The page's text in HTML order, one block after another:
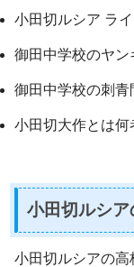
小田切ルシア ラ
御田中学校のヤン
御田中学校の刺青
小田切大作とは何
小田切ルシ
小田切ルシアの